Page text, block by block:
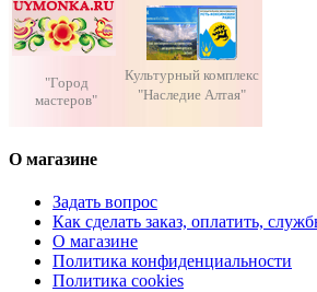
"Город
мастеров"
Культурный комплекс
"Наследие Алтая"
О магазине
Задать вопрос
Как сделать заказ, оплатить,
О магазине
Политика конфиденциальности
Политика cookies